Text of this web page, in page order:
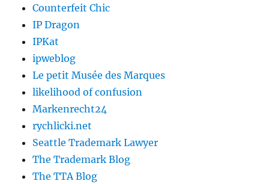
Counterfeit Chic
IP Dragon
IPKat
ipweblog
Le petit Musée des Marques
likelihood of confusion
Markenrecht24
rychlicki.net
Seattle Trademark Lawyer
The Trademark Blog
The TTA Blog